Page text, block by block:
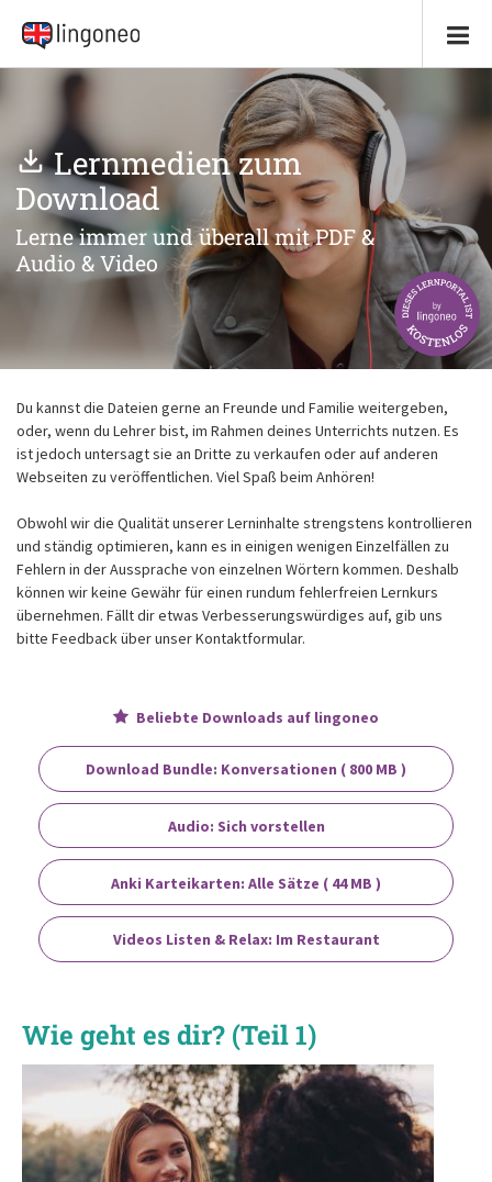
Lernmedien zum
Download
Lerne immer und überall mit PDF &
Audio & Video
Du kannst die Dateien gerne an Freunde und Familie weitergeben,
oder, wenn du Lehrer bist, im Rahmen deines Unterrichts nutzen. Es
ist jedoch untersagt sie an Dritte zu verkaufen oder auf anderen
Webseiten zu veröffentlichen. Viel Spaß beim Anhören!
Obwohl wir die Qualität unserer Lerninhalte strengstens kontrollieren
und ständig optimieren, kann es in einigen wenigen Einzelfällen zu
Fehlern in der Aussprache von einzelnen Wörtern kommen. Deshalb
können wir keine Gewähr für einen rundum fehlerfreien Lernkurs
übernehmen. Fällt dir etwas Verbesserungswürdiges auf, gib uns
bitte Feedback über unser Kontaktformular.
Beliebte Downloads auf lingoneo
Download Bundle: Konversationen ( 800 MB )
Audio: Sich vorstellen
Anki Karteikarten: Alle Sätze ( 44 MB )
Videos Listen & Relax: Im Restaurant
Wie geht es dir? (Teil 1)